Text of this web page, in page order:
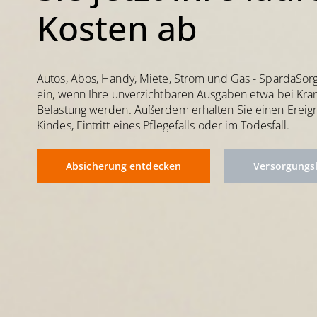
Kosten ab
Autos, Abos, Handy, Miete, Strom und Gas -
ein, wenn Ihre unverzichtbaren Ausgaben etwa bei
Belastung werden. Außerdem erhalten Sie einen
Kindes, Eintritt eines Pflegefalls oder im Todesfall.
Absicherung entdecken